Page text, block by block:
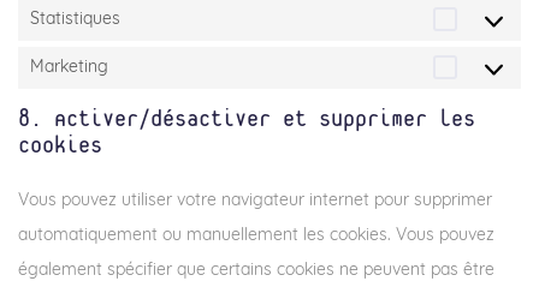
Statistiques
Marketing
8. Activer/désactiver et supprimer les
cookies
Vous pouvez utiliser votre navigateur internet pour supprimer
automatiquement ou manuellement les cookies. Vous pouvez
également spécifier que certains cookies ne peuvent pas être